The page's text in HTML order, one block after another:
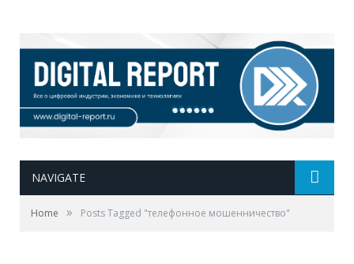
NAVIGATE
Home » Posts Tagged "телефонное мошенничество"